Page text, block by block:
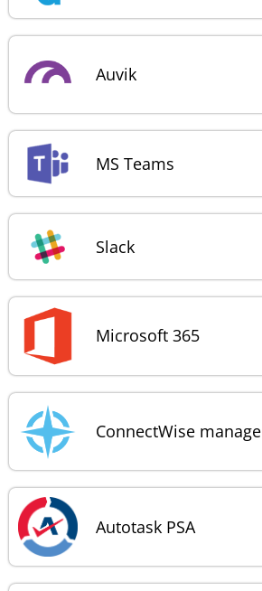
Auvik
MS Teams
Slack
Microsoft 365
ConnectWise manage
Autotask PSA